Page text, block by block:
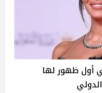
أول ظهور لها